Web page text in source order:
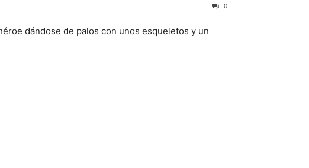
0
dándose de palos con unos esqueletos y un